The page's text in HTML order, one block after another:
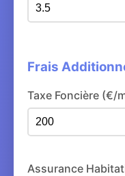
Frais
Taxe Foncière (€/
Assurance